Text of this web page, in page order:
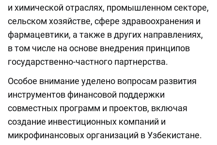
и химической отраслях, промышленном секторе,
сельском хозяйстве, сфере здравоохранения и
фармацевтики, а также в других направлениях,
в том числе на основе внедрения принципов
государственно-частного партнерства.
Особое внимание уделено вопросам развития
инструментов финансовой поддержки
совместных программ и проектов, включая
создание инвестиционных компаний и
микрофинансовых организаций в Узбекистане.